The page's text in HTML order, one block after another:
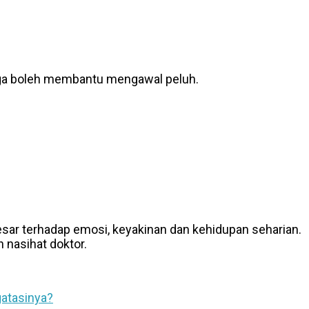
boleh membantu mengawal peluh.
terhadap emosi, keyakinan dan kehidupan seharian.
nasihat doktor.